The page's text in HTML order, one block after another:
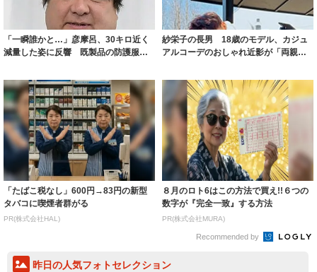
「一瞬誰かと…」彦摩呂、30キロ近く
減量した姿に反響 既製品の防護服が
紗栄子の長男 18歳のモデル、カジュ
アルコーデのおしゃれ近影が「両親の
「たばこ税なし」600円→83円の新型
タバコに喫煙者群がる
PR(株式会社HAL)
８月のロト6はこの方法で買え!!６つの
数字が『完全一致』する方法
PR(株式会社MURA)
Recommended by
昨日の人気フォトセレクション